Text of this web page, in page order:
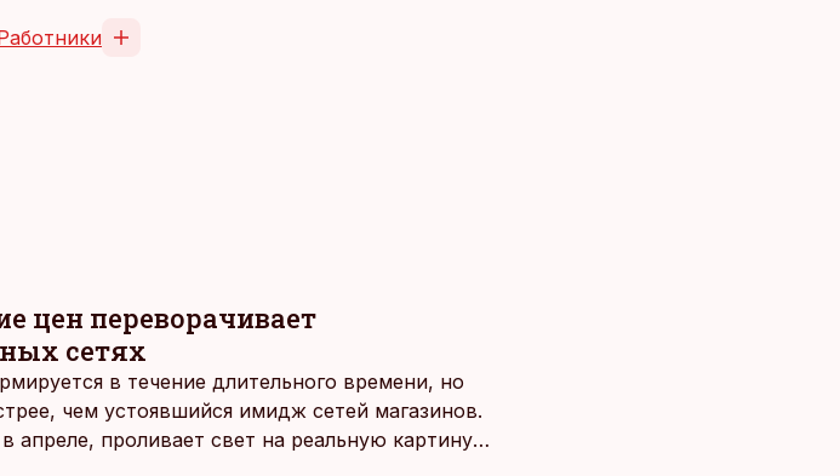
цен переворачивает
сетях
в течение длительного времени, но
чем устоявшийся имидж сетей магазинов.
проливает свет на реальную картину